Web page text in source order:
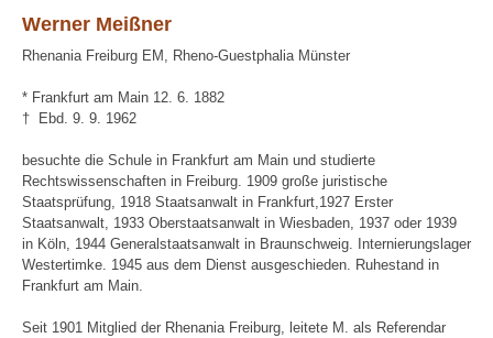
Werner Meißner
Rhenania Freiburg EM, Rheno-Guestphalia Münster
* Frankfurt am Main 12. 6. 1882
† Ebd. 9. 9. 1962
besuchte die Schule in Frankfurt am Main und studierte
Rechtswissenschaften in Freiburg. 1909 große juristische
Staatsprüfung, 1918 Staatsanwalt in Frankfurt,1927 Erster
Staatsanwalt, 1933 Oberstaatsanwalt in Wiesbaden, 1937 oder 1939
in Köln, 1944 Generalstaatsanwalt in Braunschweig. Internierungslager
Westertimke. 1945 aus dem Dienst ausgeschieden. Ruhestand in
Frankfurt am Main.
Seit 1901 Mitglied der Rhenania Freiburg, leitete M. als Referendar